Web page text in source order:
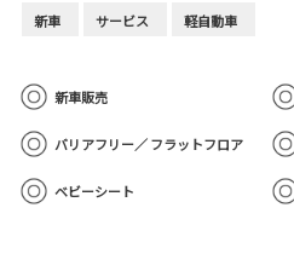
新車 サービス 軽自動車
新車販売
バリアフリー／ フラットフロア
ベビーシート